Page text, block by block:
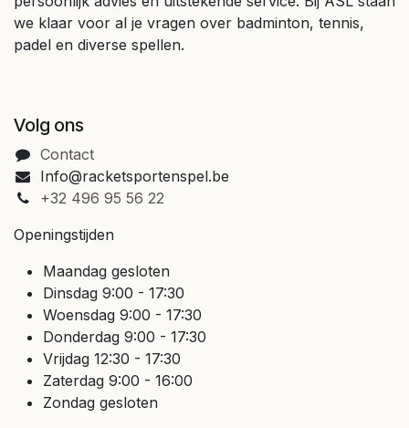
we klaar voor al je vragen over badminton, tennis,
padel en diverse spellen.
Volg ons
Contact
Info@racketsportenspel.be
+32 496 95 56 22
Openingstijden
Maandag gesloten
Dinsdag 9:00 - 17:30
Woensdag 9:00 - 17:30
Donderdag 9:00 - 17:30
Vrijdag 12:30 - 17:30
Zaterdag 9:00 - 16:00
Zondag gesloten